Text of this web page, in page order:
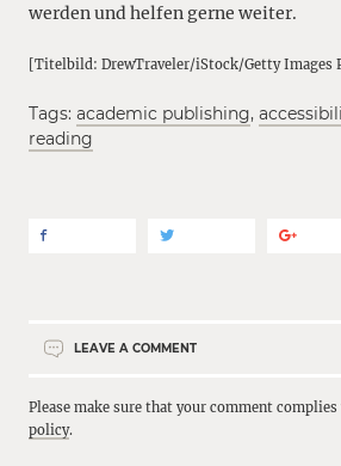
werden und helfen gerne weiter.
[Titelbild: DrewTraveler/iStock/Getty Images
Tags: academic publishing,
reading
LEAVE A COMMENT
Please make sure that your comment
policy.